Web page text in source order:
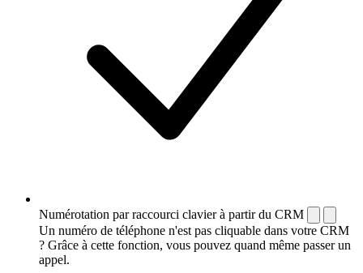
Numérotation par raccourci clavier à partir du CRM
Un numéro de téléphone n'est pas cliquable dans votre CRM
? Grâce à cette fonction, vous pouvez quand même passer un
appel.